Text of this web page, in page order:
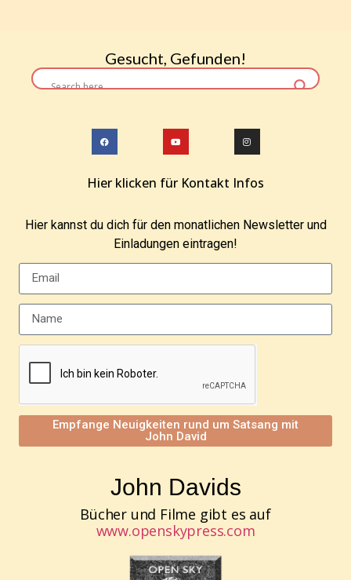
Gesucht, Gefunden!
Hier klicken für Kontakt Infos
Hier kannst du dich für den monatlichen Newsletter und
Einladungen eintragen!
Empfange Neuigkeiten rund um Satsang mit
John David
John Davids
Bücher und Filme gibt es auf
www.openskypress.com